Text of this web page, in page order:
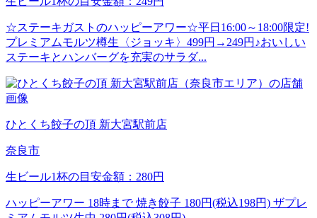
☆ステーキガストのハッピーアワー☆平日16:00～18:00限定!
プレミアムモルツ樽生〈ジョッキ〉499円→249円♪おいしい
ステーキとハンバーグを充実のサラダ...
ひとくち餃子の頂 新大宮駅前店
奈良市
生ビール1杯の目安金額：280円
ハッピーアワー 18時まで 焼き餃子 180円(税込198円) ザプレ